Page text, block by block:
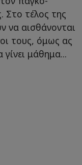
Στο τέλος της
να αισθάνονται
τους, όμως ας
μάθημα...